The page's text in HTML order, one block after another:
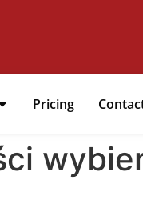
Pricing